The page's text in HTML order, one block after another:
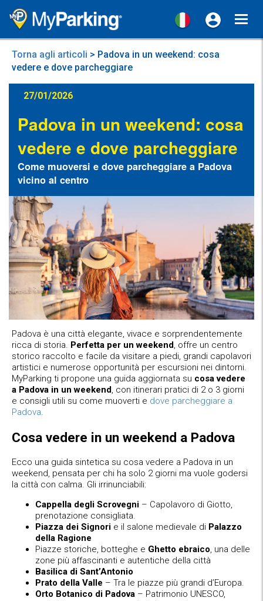
Torna agli articoli > Padova in un weekend: cosa
vedere e dove parcheggiare
27/01/2026
Padova in un weekend: cosa
vedere e dove parcheggiare
Come muoversi e dove parcheggiare a Padova
vicino al centro
Padova è una città elegante, vivace e sorprendentemente
ricca di storia. Perfetta per un weekend, offre un centro
storico raccolto e facile da visitare a piedi, grandi capolavori
artistici e numerose opportunità per escursioni nei dintorni.
MyParking ti propone una guida aggiornata su cosa vedere
a Padova in un weekend, con itinerari pratici di 2 o 3 giorni
e consigli utili su come muoverti e dove parcheggiare a
Padova.
Cosa vedere in un weekend a Padova
Ecco una guida sintetica su cosa vedere a Padova in un
weekend, pensata per chi ha solo 2 giorni ma vuole godersi
la città con calma. Gli irrinunciabili:
Cappella degli Scrovegni – Capolavoro di Giotto,
prenotazione consigliata.
Piazza dei Signori e il salone medievale di Palazzo
della Ragione
Piazze storiche, botteghe e Ghetto ebraico, una delle
zone più affascinanti e autentiche della città
Basilica di Sant’Antonio
Prato della Valle – Tra le piazze più grandi d’Europa.
Orto Botanico di Padova – Patrimonio UNESCO,